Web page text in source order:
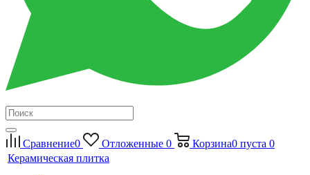
Сравнение0 Отложенные 0 Корзина0 пуста 0
Керамическая плитка